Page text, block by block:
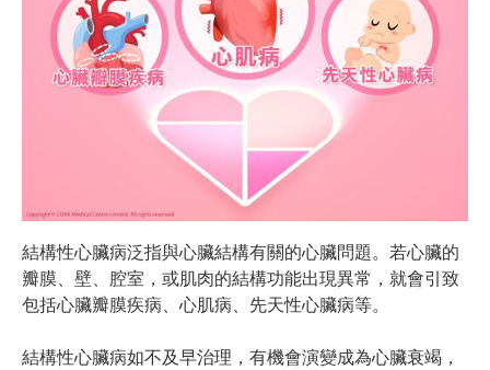
結構性心臟病泛指與心臟結構有關的心臟問題。若心臟的
瓣膜、壁、腔室，或肌肉的結構功能出現異常，就會引致
包括心臟瓣膜疾病、心肌病、先天性心臟病等。
結構性心臟病如不及早治理，有機會演變成為心臟衰竭，